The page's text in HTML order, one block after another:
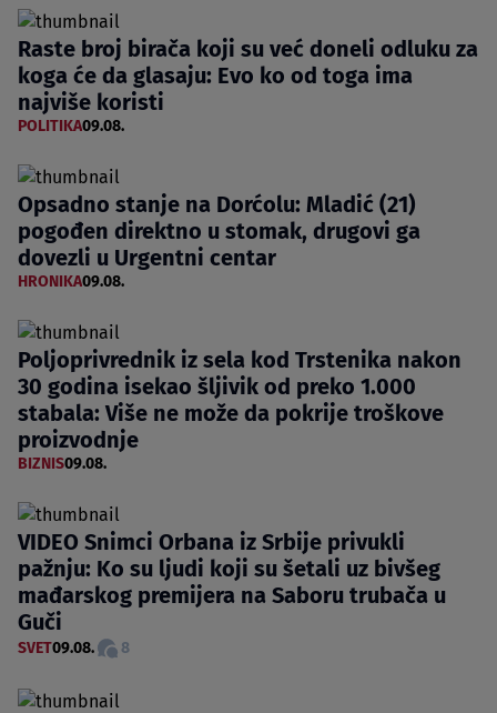
Raste broj birača koji su već doneli odluku za
koga će da glasaju: Evo ko od toga ima
najviše koristi
POLITIKA09.08.
Opsadno stanje na Dorćolu: Mladić (21)
pogođen direktno u stomak, drugovi ga
dovezli u Urgentni centar
HRONIKA09.08.
Poljoprivrednik iz sela kod Trstenika nakon
30 godina isekao šljivik od preko 1.000
stabala: Više ne može da pokrije troškove
proizvodnje
BIZNIS09.08.
VIDEO Snimci Orbana iz Srbije privukli
pažnju: Ko su ljudi koji su šetali uz bivšeg
mađarskog premijera na Saboru trubača u
Guči
SVET09.08. 8